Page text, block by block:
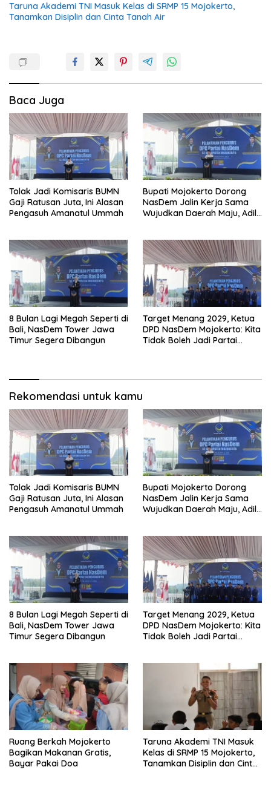
Taruna Akademi TNI Masuk Kelas di SRMP 15 Mojokerto,
Tanamkan Disiplin dan Cinta Tanah Air
Baca Juga
Tolak Jadi Komisaris BUMN
Gaji Ratusan Juta, Ini Alasan
Pengasuh Amanatul Ummah
Bupati Mojokerto Dorong
NasDem Jalin Kerja Sama
Wujudkan Daerah Maju, Adil,
8 Bulan Lagi Megah Seperti di
Bali, NasDem Tower Jawa
Timur Segera Dibangun
Target Menang 2029, Ketua
DPD NasDem Mojokerto: Kita
Tidak Boleh Jadi Partai
Rekomendasi untuk kamu
Tolak Jadi Komisaris BUMN
Gaji Ratusan Juta, Ini Alasan
Pengasuh Amanatul Ummah
Bupati Mojokerto Dorong
NasDem Jalin Kerja Sama
Wujudkan Daerah Maju, Adil,
8 Bulan Lagi Megah Seperti di
Bali, NasDem Tower Jawa
Timur Segera Dibangun
Target Menang 2029, Ketua
DPD NasDem Mojokerto: Kita
Tidak Boleh Jadi Partai
Ruang Berkah Mojokerto
Bagikan Makanan Gratis,
Bayar Pakai Doa
Taruna Akademi TNI Masuk
Kelas di SRMP 15 Mojokerto,
Tanamkan Disiplin dan Cinta